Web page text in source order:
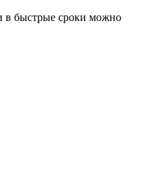
в быстрые сроки можно